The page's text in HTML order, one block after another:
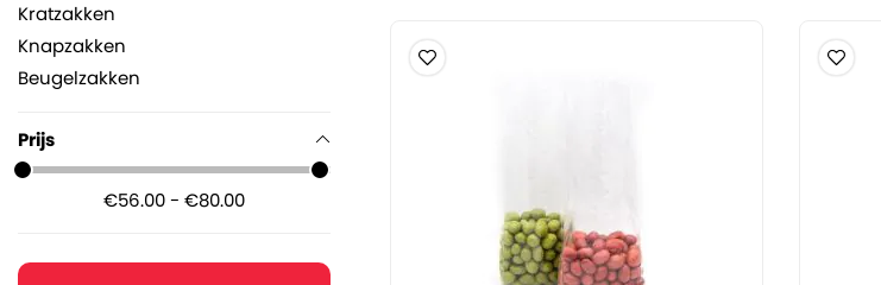
Kratzakken
Knapzakken
Beugelzakken
Prijs
€56.00 - €80.00